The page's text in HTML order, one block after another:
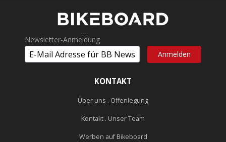
NoMan schrieb:
Außerdem: Rapha hat ja schon jeder :devil:
Ja - vielen Dank! Habe heute eine winddichte, atmunsaktive
... stolzer Preis - werde ich gleich morgen testen, ob Preis/Leistung
Newsletter-Anmeldung
KONTAKT
Über uns . Offenlegung
Kontakt . Unser Team
Werben auf Bikeboard